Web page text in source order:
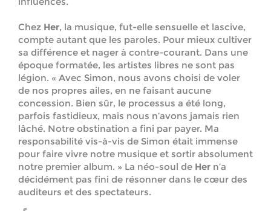
Chez Her, la musique, fut-elle sensuelle et lascive,
compte autant que les paroles. Pour mieux cultiver
sa différence et nager à contre-courant. Dans une
époque formatée, les artistes libres ne sont pas
légion. « Avec Simon, nous avons choisi de voler
de nos propres ailes, en ne faisant aucune
concession. Bien sûr, le processus a été long,
parfois fastidieux, mais nous n’avons jamais rien
lâché. Notre obstination a fini par payer. Ma
responsabilité vis-à-vis de Simon était immense
pour faire vivre notre musique et sortir absolument
notre premier album. » La néo-soul de Her n’a
décidément pas fini de résonner dans le cœur des
auditeurs et des spectateurs.